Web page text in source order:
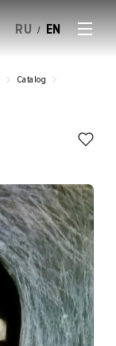
RU / EN
Catalog